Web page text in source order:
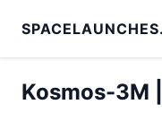
Kosmos-3M